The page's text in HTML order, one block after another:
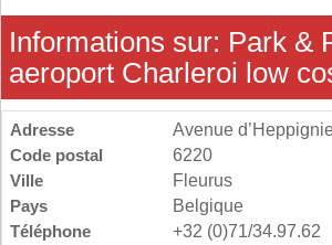
Informations sur: Park &
aeroport Charleroi low
Adresse
Avenue
Code postal
6220
Ville
Fleurus
Pays
Belgique
Téléphone
+32 (0)71/34.97.62